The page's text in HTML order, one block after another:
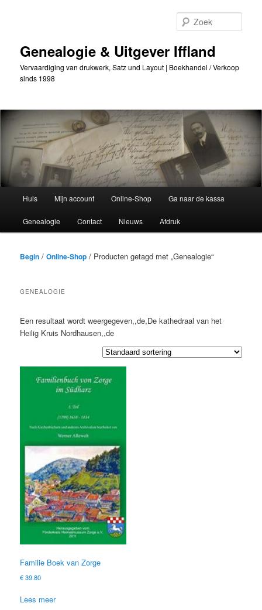
inhoudGenealogie & Uitgever Iffland
Vervaardiging van drukwerk, Satz und Layout | Boekhandel / Verkoop
sinds 1998
Huis Mijn account Online-Shop Ga naar de kassa
Genealogie Contact Nieuws Afdruk
Begin /Online-Shop / Producten getagd met „Genealogie“
GENEALOGIE
Een resultaat wordt weergegeven,,de,De kathedraal van het
Heilig Kruis Nordhausen,,de
Familie Boek van Zorge
€39.80
Lees meer